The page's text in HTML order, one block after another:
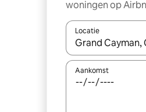
woningen op
Locatie
Wanneer er
Aankomst